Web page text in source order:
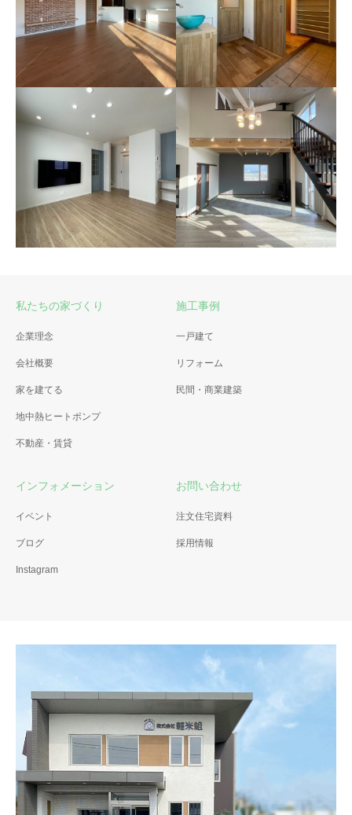
富良野市 新築住宅
バリアフリーを考えた家
富良野市 新築住宅
ステンドグラスが素敵な家
子育て世帯の北欧スタイルな
家
私たちの家づくり
企業理念
会社概要
家を建てる
地中熱ヒートポンプ
不動産・賃貸
施工事例
一戸建て
リフォーム
民間・商業建築
インフォメーション
イベント
ブログ
Instagram
お問い合わせ
注文住宅資料
採用情報